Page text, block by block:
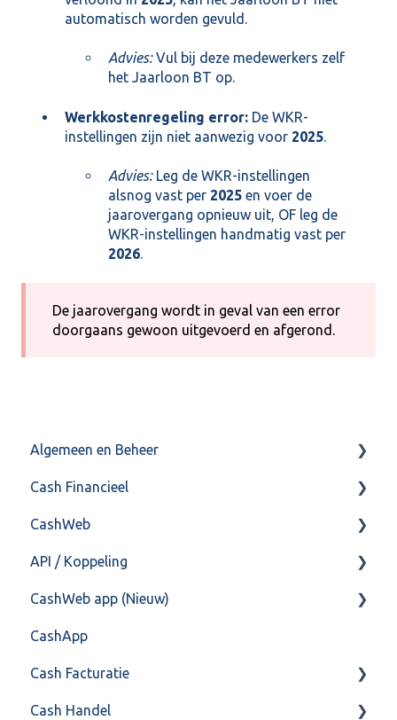
automatisch worden gevuld.
Advies:Vul bij deze medewerkers zelf
het Jaarloon BT op.
Werkkostenregeling error: De WKR-
instellingen zijn niet aanwezig voor 2025.
Advies:Leg de WKR-instellingen
alsnog vast per 2025 en voer de
jaarovergang opnieuw uit, OF leg de
WKR-instellingen handmatig vast per
2026.
De jaarovergang wordt in geval van een error
doorgaans gewoon uitgevoerd en afgerond.
Algemeen en Beheer
Bank(koppeling)
Import/Export
Postbus
Training & Consultancy
Overig
Cash Financieel
Boekhoud
Fiscaal
Overig
CashWeb
CashHero Layout
Mailen vanuit CASHWeb
Algemeen gebruik
API / Koppeling
Algemeen
Api 3.0 (SOAP API)
API 4.0 (REST API)
CashWeb app (Nieuw)
Veel gestelde vragen
CashApp
Cash Facturatie
Factureren
Cash Handel